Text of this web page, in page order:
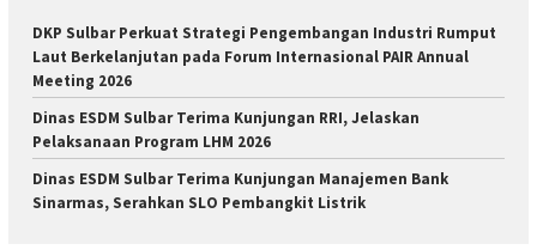
DKP Sulbar Perkuat Strategi Pengembangan Industri Rumput
Laut Berkelanjutan pada Forum Internasional PAIR Annual
Meeting 2026
Dinas ESDM Sulbar Terima Kunjungan RRI, Jelaskan
Pelaksanaan Program LHM 2026
Dinas ESDM Sulbar Terima Kunjungan Manajemen Bank
Sinarmas, Serahkan SLO Pembangkit Listrik